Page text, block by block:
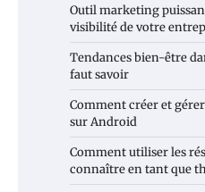
Outil marketing
visibilité de votre
Tendances bien-être
faut savoir
Comment créer et
sur Android
Comment utiliser les
connaître en tant que